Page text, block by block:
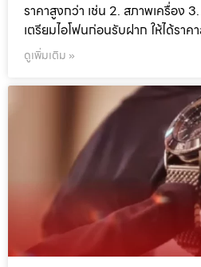
ราคาสูงกว่า เช่น 2. สภาพเครื่อง
เตรียมไอโฟนก่อนรับฝาก ให้ได้ราค
ดูเพิ่มเติม »